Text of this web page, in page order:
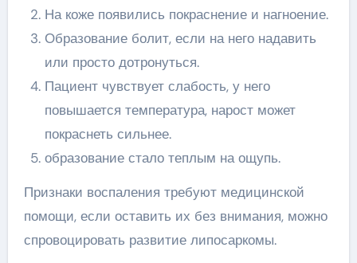
На коже появились покраснение и нагноение.
Образование болит, если на него надавить
или просто дотронуться.
Пациент чувствует слабость, у него
повышается температура, нарост может
покраснеть сильнее.
образование стало теплым на ощупь.
Признаки воспаления требуют медицинской
помощи, если оставить их без внимания, можно
спровоцировать развитие липосаркомы.